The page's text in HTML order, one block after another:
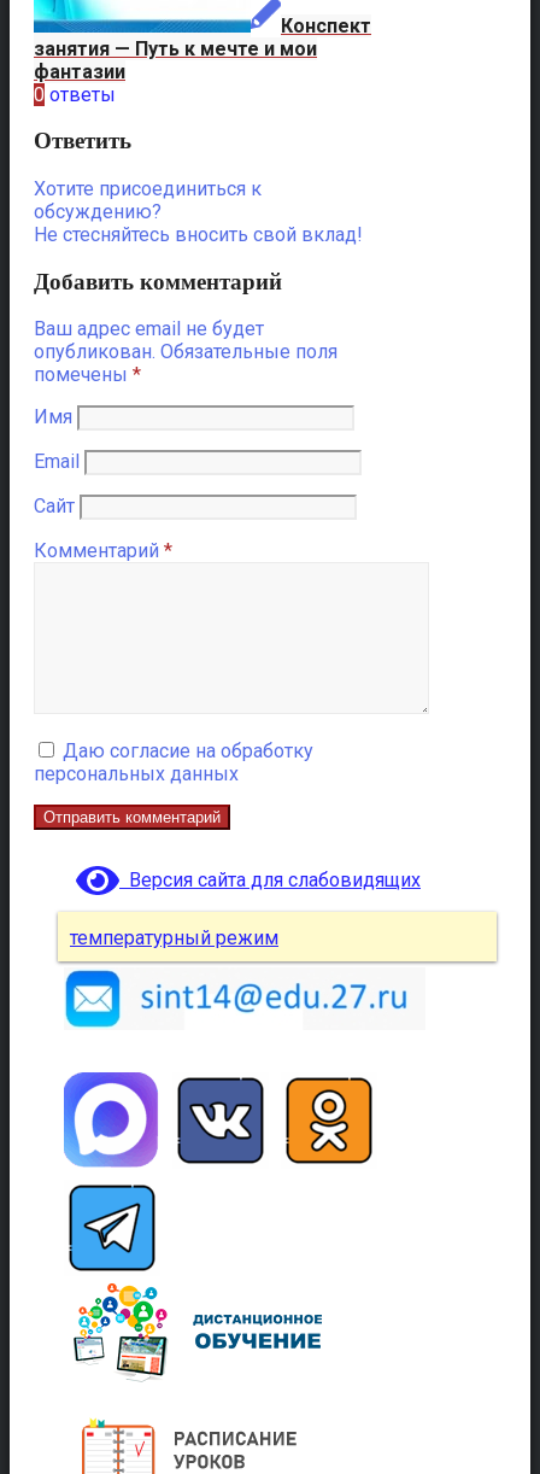
Конспект
занятия — Путь к мечте и мои
фантазии
0 ответы
Ответить
Хотите присоединиться к
обсуждению?
Не стесняйтесь вносить свой вклад!
Добавить комментарий
Ваш адрес email не будет
опубликован. Обязательные поля
помечены *
Имя
Email
Сайт
Комментарий *
Даю согласие на обработку
персональных данных
Версия сайта для слабовидящих
температурный режим